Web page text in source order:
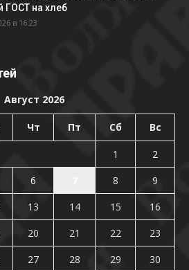
ГОСТ на хлеб
в 16:23
Август 2026
Чт Пт Сб Вс
1
2
6 8
9
13 14 15
16
20 21 22
23
27 28 29
30